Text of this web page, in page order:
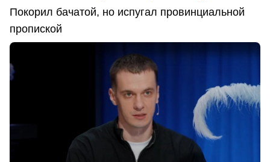
Покорил бачатой, но испугал провинциальной
пропиской